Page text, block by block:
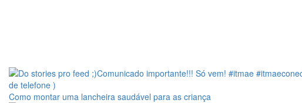
Como montar uma lancheira saudável para as criança